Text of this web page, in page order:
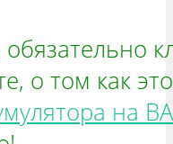
о том как
на